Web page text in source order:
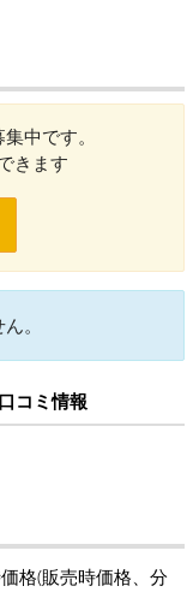
中です。
きます
。
口コミ情報
格(販売時価格、分